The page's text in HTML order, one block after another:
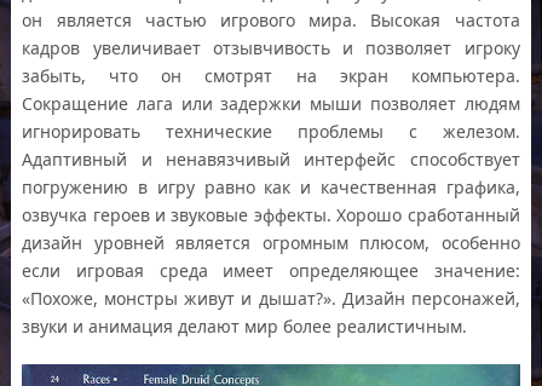
он является частью игрового мира. Высокая частота
кадров увеличивает отзывчивость и позволяет игроку
забыть, что он смотрят на экран компьютера.
Сокращение лага или задержки мыши позволяет людям
игнорировать технические проблемы с железом.
Адаптивный и ненавязчивый интерфейс способствует
погружению в игру равно как и качественная графика,
озвучка героев и звуковые эффекты. Хорошо сработанный
дизайн уровней является огромным плюсом, особенно
если игровая среда имеет определяющее значение:
«Похоже, монстры живут и дышат?». Дизайн персонажей,
звуки и анимация делают мир более реалистичным.